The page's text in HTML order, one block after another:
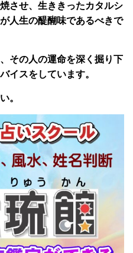
させ、生ききったカタルシ
人生の醍醐味であるべきで
その人の運命を深く掘り下
イスをしています。
。